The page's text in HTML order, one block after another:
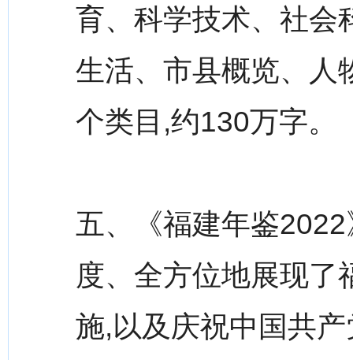
育、科学技术、社会
生活、市县概览、人
个类目,约130万字。
五、《福建年鉴
度、全方位地展现了
施,以及庆祝中国共